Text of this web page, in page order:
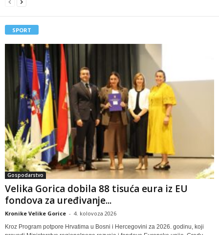
SPORT
Gospodarstvo
Velika Gorica dobila 88 tisuća eura iz EU
fondova za uređivanje...
Kronike Velike Gorice - 4. kolovoza 2026
Kroz Program potpore Hrvatima u Bosni i Hercegovini za 2026. godinu, koji